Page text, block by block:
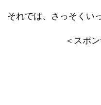
それでは、さっそくい
＜スポ